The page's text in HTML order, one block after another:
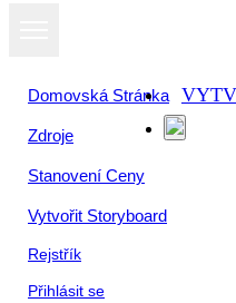
Domovská Stránka
Zdroje
Stanovení Ceny
Vytvořit Storyboard
Rejstřík
Přihlásit se
Zobrazit jako
prezentaci